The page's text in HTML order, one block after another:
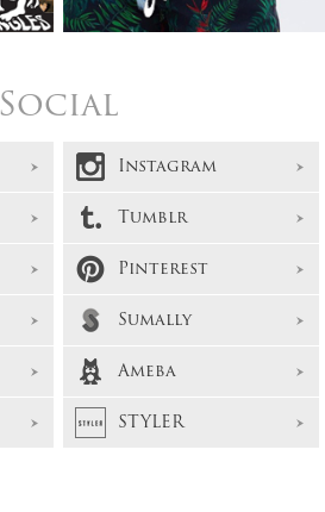
Social
Instagram
Tumblr
Pinterest
Sumally
Ameba
STYLER